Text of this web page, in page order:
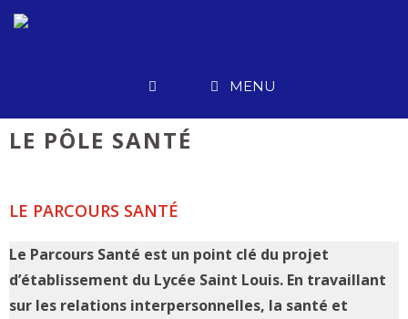
Aller
MENU
LE PÔLE SANTÉ
LE PARCOURS SANTÉ
Le Parcours Santé est un point clé du projet
d’établissement du Lycée Saint Louis. En travaillant
sur les relations interpersonnelles, la santé et